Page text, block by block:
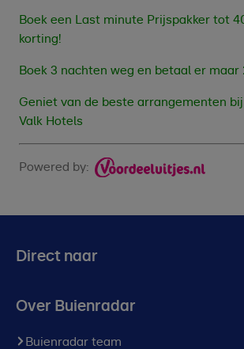
Boek een Last minute Prijspakker tot
korting!
Boek 3 nachten weg en betaal er maar
Geniet van de beste arrangementen
Valk Hotels
Powered by:
Direct naar
Over Buienradar
Buienradar team